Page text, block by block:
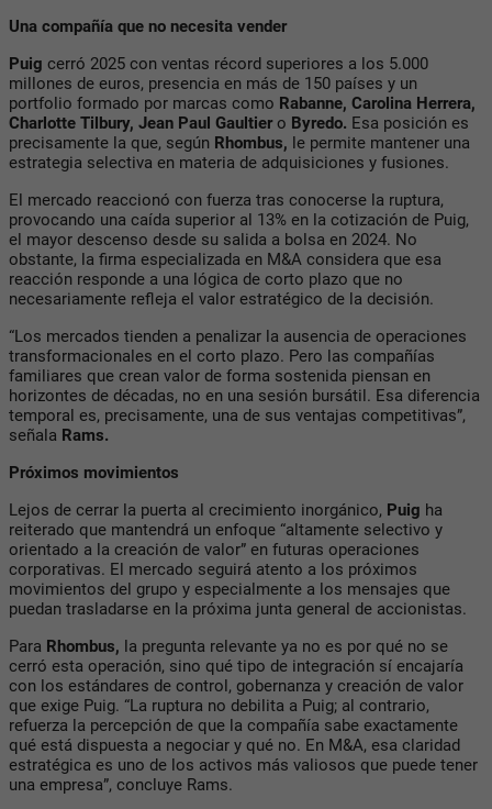
Una compañía que no necesita vender
Puig cerró 2025 con ventas récord superiores a los 5.000
millones de euros, presencia en más de 150 países y un
portfolio formado por marcas como Rabanne, Carolina Herrera,
Charlotte Tilbury, Jean Paul Gaultiero Byredo. Esa posición es
precisamente la que, según Rhombus, le permite mantener una
estrategia selectiva en materia de adquisiciones y fusiones.
El mercado reaccionó con fuerza tras conocerse la ruptura,
provocando una caída superior al 13% en la cotización de Puig,
el mayor descenso desde su salida a bolsa en 2024. No
obstante, la firma especializada en M&A considera que esa
reacción responde a una lógica de corto plazo que no
necesariamente refleja el valor estratégico de la decisión.
“Los mercados tienden a penalizar la ausencia de operaciones
transformacionales en el corto plazo. Pero las compañías
familiares que crean valor de forma sostenida piensan en
horizontes de décadas, no en una sesión bursátil. Esa diferencia
temporal es, precisamente, una de sus ventajas competitivas”,
señala Rams.
Próximos movimientos
Lejos de cerrar la puerta al crecimiento inorgánico, Puig ha
reiterado que mantendrá un enfoque “altamente selectivo y
orientado a la creación de valor” en futuras operaciones
corporativas. El mercado seguirá atento a los próximos
movimientos del grupo y especialmente a los mensajes que
puedan trasladarse en la próxima junta general de accionistas.
Para Rhombus, la pregunta relevante ya no es por qué no se
cerró esta operación, sino qué tipo de integración sí encajaría
con los estándares de control, gobernanza y creación de valor
que exige Puig. “La ruptura no debilita a Puig; al contrario,
refuerza la percepción de que la compañía sabe exactamente
qué está dispuesta a negociar y qué no. En M&A, esa claridad
estratégica es uno de los activos más valiosos que puede tener
una empresa”, concluye Rams.